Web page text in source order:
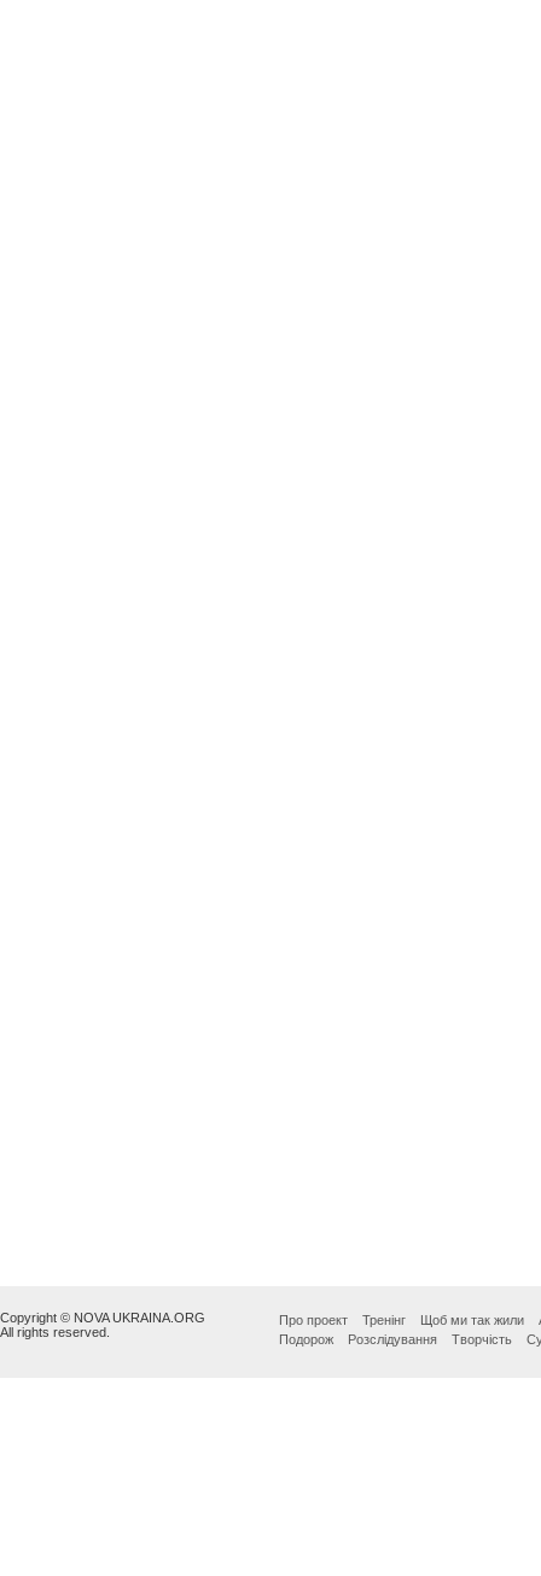
Copyright © NOVA UKRAINA.ORG
All rights reserved.
Про проект Тренінг Щоб ми так жили
Подорож
Розслідування Творчість